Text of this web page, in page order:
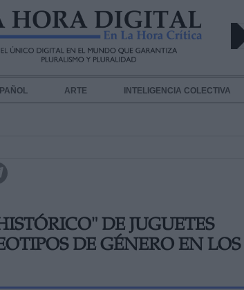
ARTE INTELIGENCIA COLECTIVA
DE JUGUETES
DE GÉNERO EN LOS